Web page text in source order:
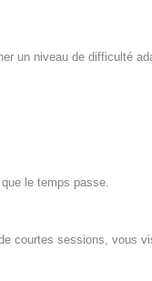
un niveau de difficulté
le temps passe.
courtes sessions, vous